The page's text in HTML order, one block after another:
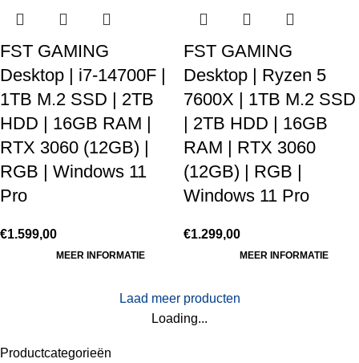
Productcategorieën
FST GAMING
Desktop | i7-14700F |
1TB M.2 SSD | 2TB
HDD | 16GB RAM |
RTX 3060 (12GB) |
RGB | Windows 11
Pro
€1.599,00
MEER INFORMATIE
FST GAMING
Desktop | Ryzen 5
7600X | 1TB M.2 SSD
| 2TB HDD | 16GB
RAM | RTX 3060
(12GB) | RGB |
Windows 11 Pro
€1.299,00
MEER INFORMATIE
Laad meer producten
Loading...